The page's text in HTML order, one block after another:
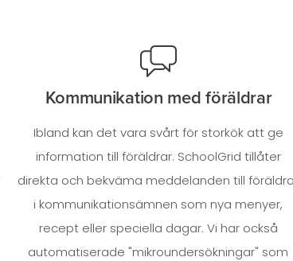
Kommunikation med föräldrar
Ibland kan det vara svårt för storkök att ge
information till föräldrar. SchoolGrid tillåter
direkta och bekväma meddelanden till
i kommunikationsämnen som nya menyer,
recept eller speciella dagar. Vi har också
automatiserade "mikroundersökningar" som